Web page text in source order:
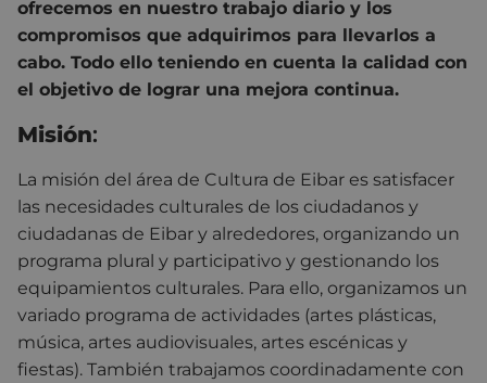
ofrecemos en nuestro trabajo diario y los
compromisos que adquirimos para llevarlos a
cabo. Todo ello teniendo en cuenta la calidad con
el objetivo de lograr una mejora continua.
Misión:
La misión del área de Cultura de Eibar es satisfacer
las necesidades culturales de los ciudadanos y
ciudadanas de Eibar y alrededores, organizando un
programa plural y participativo y gestionando los
equipamientos culturales. Para ello, organizamos un
variado programa de actividades (artes plásticas,
música, artes audiovisuales, artes escénicas y
fiestas). También trabajamos coordinadamente con